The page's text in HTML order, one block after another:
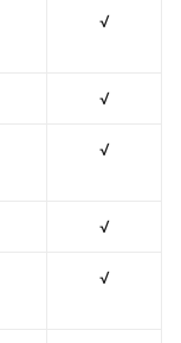
√
√
√
√
√